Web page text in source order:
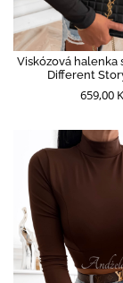
Viskózová halenka
Different
659,00